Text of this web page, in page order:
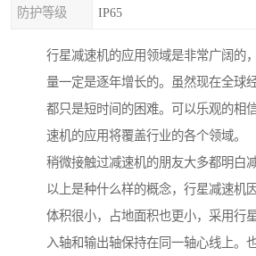
防护等级 IP65
行星减速机的应用领域是非常广阔的
量一定是逐年增长的。虽然现在全球
都只是短时间的困难。可以乐观的相
速机的应用将覆盖行业的各个领域。
稍微接触过减速机的朋友大多都明白
以上是种什么样的概念，行星减速机
体积很小，占地面积也更小，采用行
入轴和输出轴保持在同一轴心线上。